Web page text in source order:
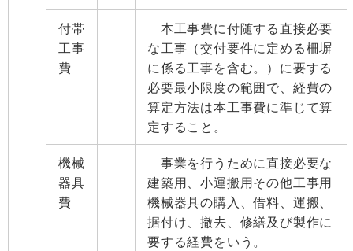
付帯
工事
費
本工事費に付随する直接必要
な工事（交付要件に定める柵塀
に係る工事を含む。）に要する
必要最小限度の範囲で、経費の
算定方法は本工事費に準じて算
定すること。
機械
器具
費
事業を行うために直接必要な
建築用、小運搬用その他工事用
機械器具の購入、借料、運搬、
据付け、撤去、修繕及び製作に
要する経費をいう。